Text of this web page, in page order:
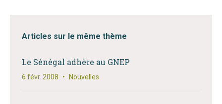
Articles sur le même thème
Le Sénégal adhère au GNEP
6 févr. 2008 • Nouvelles